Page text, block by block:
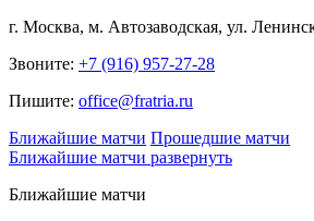
г. Москва, м. Автозаводская, ул.
Звоните: +7 (916) 957-27-28
Пишите: office@fratria.ru
Ближайшие матчи Прошедшие матчи
Ближайшие матчи развернуть
Ближайшие матчи